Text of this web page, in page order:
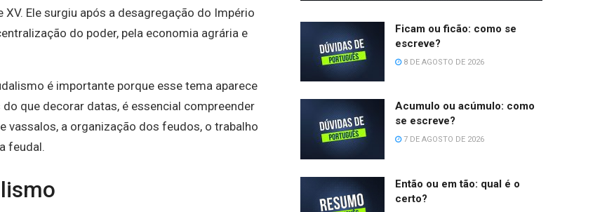
Ele surgiu após a desagregação do Império
do poder, pela economia agrária e
é importante porque esse tema aparece
que decorar datas, é essencial compreender
vassalos, a organização dos feudos, o trabalho
feudal.
Ficam ou ficão: como se
escreve?
8 DE AGOSTO DE 2026
Acumulo ou acúmulo: como
se escreve?
7 DE AGOSTO DE 2026
Então ou em tão: qual é o
certo?